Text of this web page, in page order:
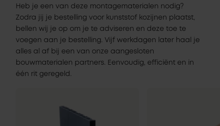
Heb je een van deze montagematerialen nodig?
Zodra jij je bestelling voor kunststof kozijnen plaatst,
bellen wij je op om je te adviseren en deze toe te
voegen aan je bestelling. Vijf werkdagen later haal je
alles al af bij een van onze aangesloten
bouwmaterialen partners. Eenvoudig, efficiënt en in
één rit geregeld.